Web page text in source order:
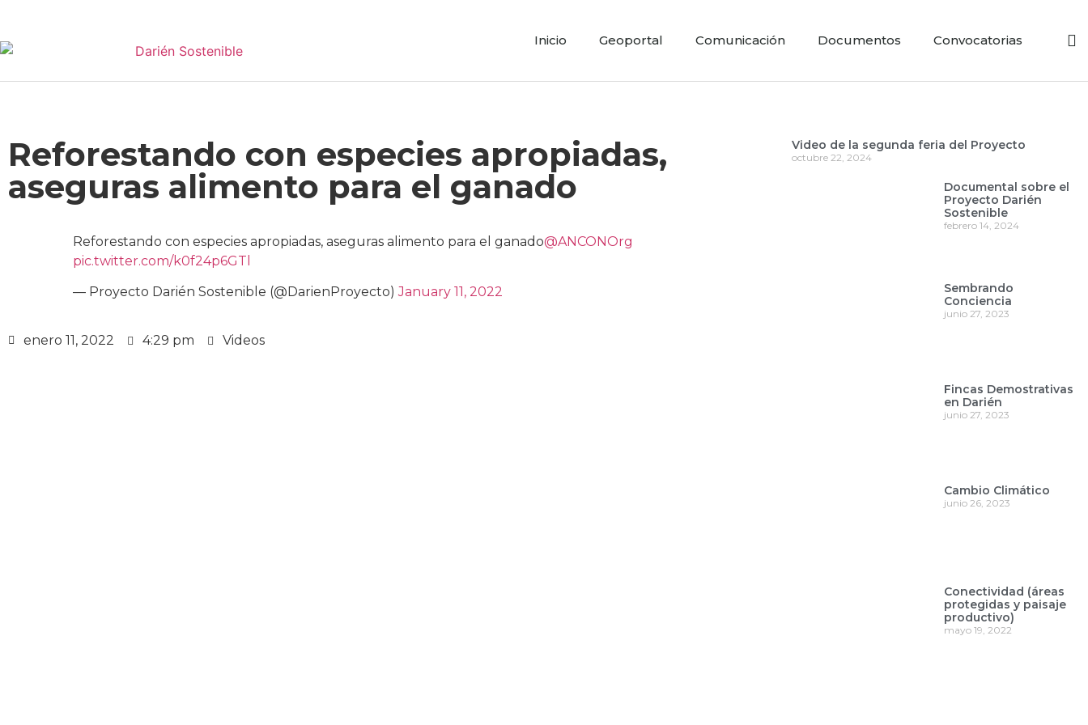
Inicio Geoportal Comunicación Documentos Convocatorias
Reforestando con especies apropiadas,
aseguras alimento para el ganado
Reforestando con especies apropiadas, aseguras alimento para el ganado@ANCONOrg
pic.twitter.com/k0f24p6GTl
— Proyecto Darién Sostenible (@DarienProyecto)January 11, 2022
enero 11, 2022 4:29 pm Videos
Video de la segunda feria del Proyecto
octubre 22, 2024
Documental sobre el
Proyecto Darién
Sostenible
febrero 14, 2024
Sembrando
Conciencia
junio 27, 2023
Fincas Demostrativas
en Darién
junio 27, 2023
Cambio Climático
junio 26, 2023
Conectividad (áreas
protegidas y paisaje
productivo)
mayo 19, 2022